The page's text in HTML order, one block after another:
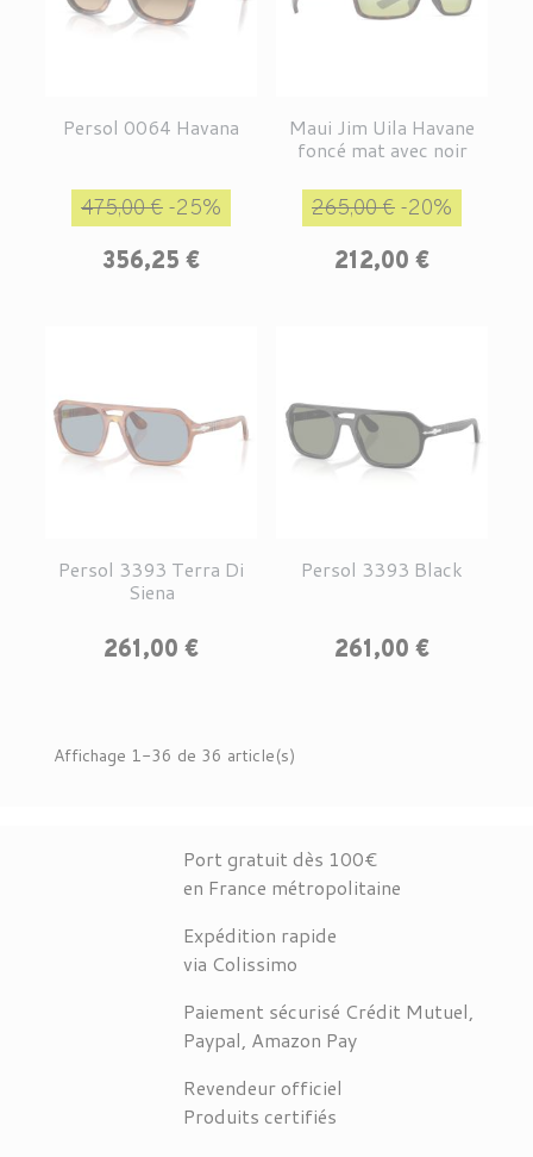
Persol 0064 Havana
Prix de base
475,00 € -25%
356,25 €
Maui Jim Uila Havane
foncé mat avec noir
Prix de base
265,00 € -20%
212,00 €
Persol 3393 Terra Di
Siena
Prix
261,00 €
Persol 3393 Black
Prix
261,00 €
Affichage 1-36 de 36 article(s)
Port gratuit dès 100€
en France métropolitaine
Expédition rapide
via Colissimo
Paiement sécurisé Crédit Mutuel,
Paypal, Amazon Pay
Revendeur officiel
Produits certifiés